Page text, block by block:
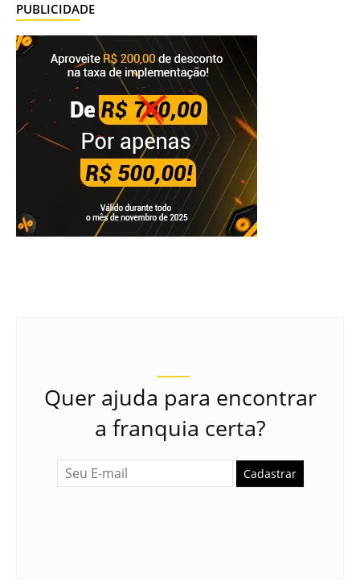
PUBLICIDADE
Quer ajuda para encontrar
a franquia certa?
Cadastrar